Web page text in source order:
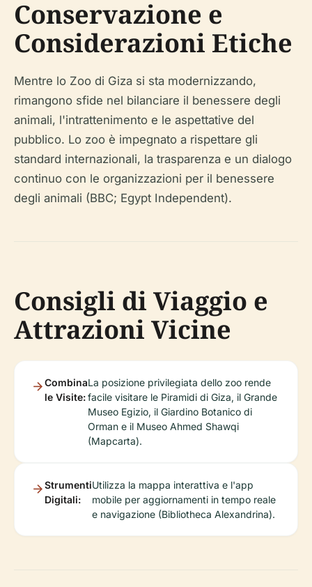
Conservazione e
Considerazioni Etiche
Mentre lo Zoo di Giza si sta modernizzando,
rimangono sfide nel bilanciare il benessere degli
animali, l'intrattenimento e le aspettative del
pubblico. Lo zoo è impegnato a rispettare gli
standard internazionali, la trasparenza e un dialogo
continuo con le organizzazioni per il benessere
degli animali (BBC; Egypt Independent).
Consigli di Viaggio e
Attrazioni Vicine
Combina
le Visite:
La posizione privilegiata dello zoo rende
facile visitare le Piramidi di Giza, il Grande
Museo Egizio, il Giardino Botanico di
Orman e il Museo Ahmed Shawqi
(Mapcarta).
Strumenti
Digitali:
Utilizza la mappa interattiva e l'app
mobile per aggiornamenti in tempo reale
e navigazione (Bibliotheca Alexandrina).